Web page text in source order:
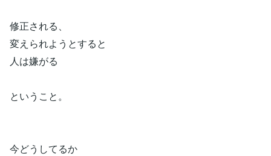
修正される、
変えられようとすると
人は嫌がる
ということ。
今どうしてるか